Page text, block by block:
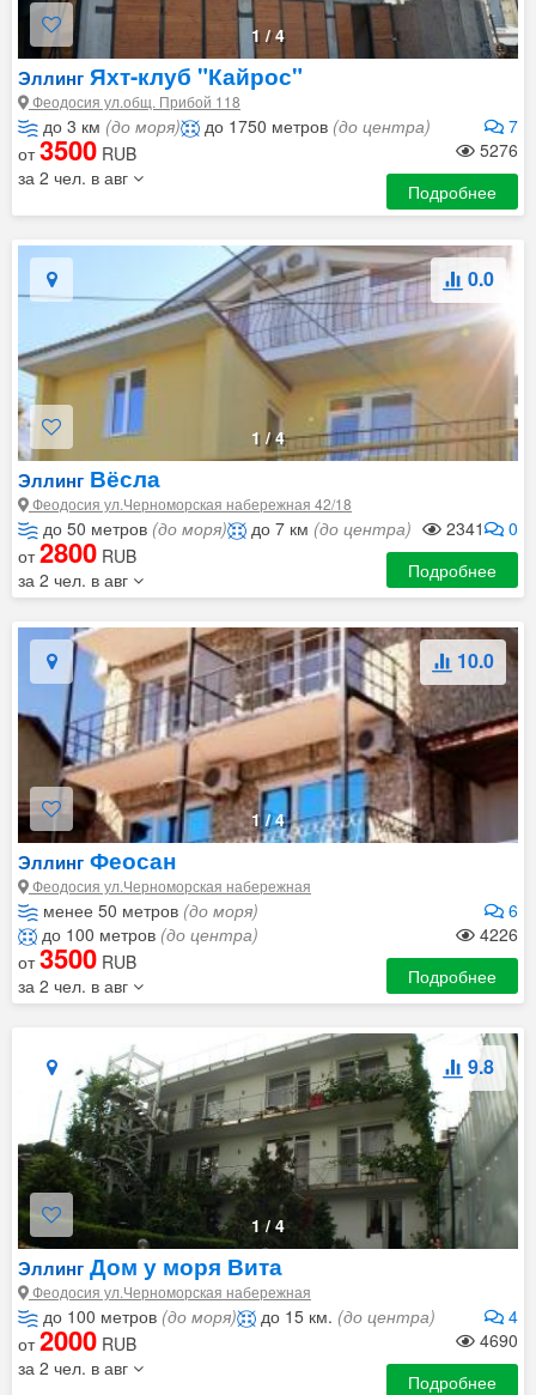
1 /4
Эллинг Яхт-клуб "Кайрос"
Феодосия ул.общ. Прибой 118
до 3 км (до моря) 7
до 1750 метров (до центра)
5276
от3500 RUB
за 2 чел. в авг
Подробнее
1 /4
0.0
Эллинг Вёсла
Феодосия ул.Черноморская набережная 42/18
до 50 метров (до моря) 0
до 7 км (до центра)
2341
от2800 RUB
за 2 чел. в авг
Подробнее
1/4
10.0
Эллинг Феосан
Феодосия ул.Черноморская набережная
менее 50 метров (до моря)
6
до 100 метров (до центра)
4226
от3500 RUB
за 2 чел. в авг
Подробнее
1/4
9.8
Эллинг Дом у моря Вита
Феодосия ул.Черноморская набережная
до 100 метров (до моря) 4
до 15 км. (до центра)
4690
от2000 RUB
за 2 чел. в авг
Подробнее